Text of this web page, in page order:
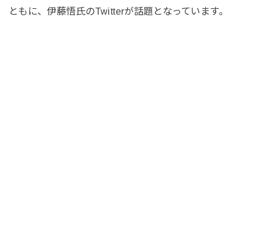
ともに、伊藤悟氏のTwitterが話題となっています。